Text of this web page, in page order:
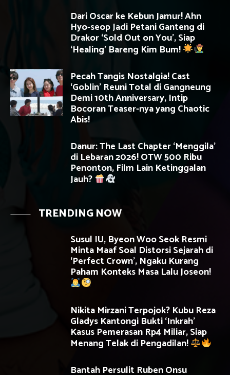
Dari Oscar ke Kebun Jamur! Ahn
Hyo-seop Jadi Petani Ganteng di
Drakor ‘Sold Out on You’, Siap
‘Healing’ Bareng Kim Bum!
Pecah Tangis Nostalgia! Cast
‘Goblin’ Reuni Total di Gangneung
Demi 10th Anniversary, Intip
Bocoran Teaser-nya yang Chaotic
Abis!
Danur: The Last Chapter ‘Menggila’
di Lebaran 2026! OTW 500 Ribu
Penonton, Film Lain Ketinggalan
Jauh?
TRENDING NOW
Susul IU, Byeon Woo Seok Resmi
Minta Maaf Soal Distorsi Sejarah di
‘Perfect Crown’, Ngaku Kurang
Paham Konteks Masa Lalu Joseon!
Nikita Mirzani Terpojok? Kubu Reza
Gladys Kantongi Bukti ‘Inkrah’
Kasus Pemerasan Rp4 Miliar, Siap
Menang Telak di Pengadilan!
Bantah Persulit Ruben Onsu